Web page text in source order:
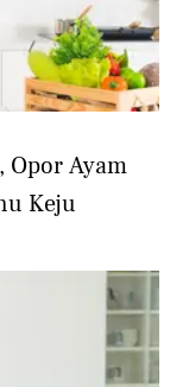
Ayam
Keju